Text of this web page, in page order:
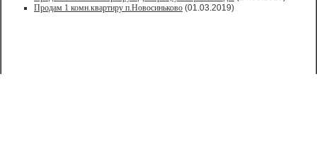
Продам 1 комн.квартиру п.Новосиньково (01.03.2019)